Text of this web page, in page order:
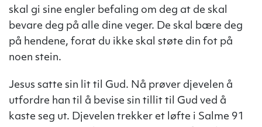
skal gi sine engler befaling om deg at de skal
bevare deg på alle dine veger. De skal bære deg
på hendene, forat du ikke skal støte din fot på
noen stein.
Jesus satte sin lit til Gud. Nå prøver djevelen å
utfordre han til å bevise sin tillit til Gud ved å
kaste seg ut. Djevelen trekker et løfte i Salme 91